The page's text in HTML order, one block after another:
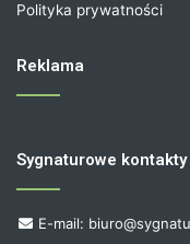
Polityka prywatności
Reklama
Sygnaturowe kontakty
E-mail: